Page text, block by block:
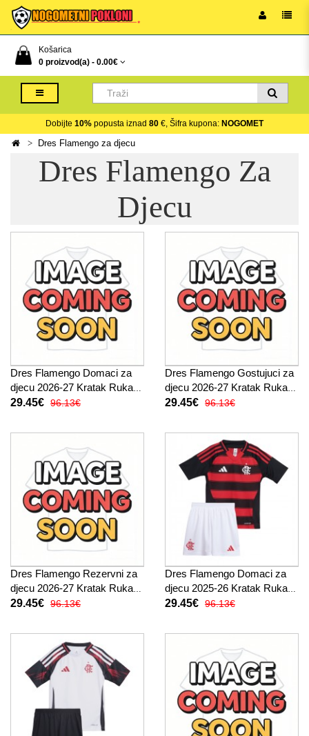
Košarica
0 proizvod(a) - 0.00€
Dobijte 10% popusta iznad 80 €, Šifra kupona: NOGOMET
Dres Flamengo za djecu
Dres Flamengo Za
Djecu
Dres Flamengo Domaci za
djecu 2026-27 Kratak Rukav
(+ kratke hlače)
29.45€ 96.13€
Dres Flamengo Gostujuci za
djecu 2026-27 Kratak Rukav
(+ kratke hlače)
29.45€ 96.13€
Dres Flamengo Rezervni za
djecu 2026-27 Kratak Rukav
(+ kratke hlače)
29.45€ 96.13€
Dres Flamengo Domaci za
djecu 2025-26 Kratak Rukav
(+ kratke hlače)
29.45€ 96.13€